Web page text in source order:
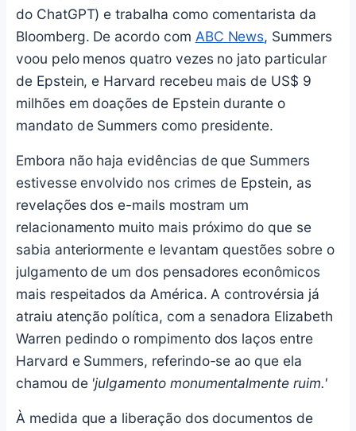
do ChatGPT) e trabalha como comentarista da
Bloomberg. De acordo com ABC News, Summers
voou pelo menos quatro vezes no jato particular
de Epstein, e Harvard recebeu mais de US$ 9
milhões em doações de Epstein durante o
mandato de Summers como presidente.
Embora não haja evidências de que Summers
estivesse envolvido nos crimes de Epstein, as
revelações dos e-mails mostram um
relacionamento muito mais próximo do que se
sabia anteriormente e levantam questões sobre o
julgamento de um dos pensadores econômicos
mais respeitados da América. A controvérsia já
atraiu atenção política, com a senadora Elizabeth
Warren pedindo o rompimento dos laços entre
Harvard e Summers, referindo-se ao que ela
chamou de 'julgamento monumentalmente ruim.'
À medida que a liberação dos documentos de